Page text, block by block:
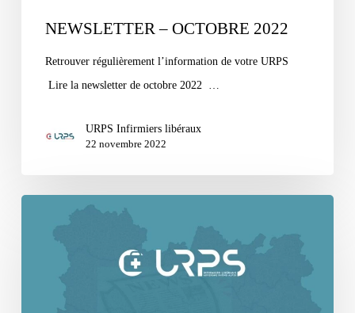
NEWSLETTER – OCTOBRE 2022
Retrouver régulièrement l’information de votre URPS
Lire la newsletter de octobre 2022 …
URPS Infirmiers libéraux
22 novembre 2022
NEWSLETTER
SEPTEMBRE